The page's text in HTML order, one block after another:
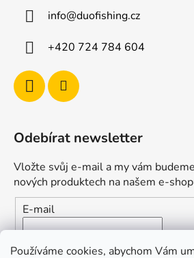
Používáme cookies, abychom Vám
info@duofishing.cz
+420 724 784 604
Odebírat newsletter
Vložte svůj e-mail a my vám
nových produktech na našem e-
E-mail
Vložením e-mailu souhlasíte s